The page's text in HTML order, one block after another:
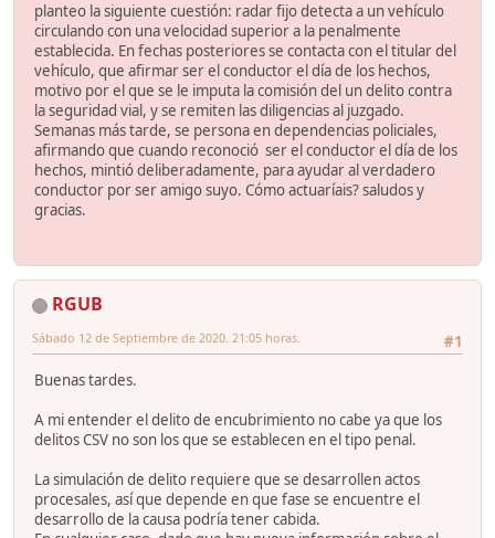
planteo la siguiente cuestión: radar fijo detecta a un vehículo
circulando con una velocidad superior a la penalmente
establecida. En fechas posteriores se contacta con el titular del
vehículo, que afirmar ser el conductor el día de los hechos,
motivo por el que se le imputa la comisión del un delito contra
la seguridad vial, y se remiten las diligencias al juzgado.
Semanas más tarde, se persona en dependencias policiales,
afirmando que cuando reconoció ser el conductor el día de los
hechos, mintió deliberadamente, para ayudar al verdadero
conductor por ser amigo suyo. Cómo actuaríais? saludos y
gracias.
RGUB
#1
Sábado 12 de Septiembre de 2020. 21:05 horas.
Buenas tardes.
A mi entender el delito de encubrimiento no cabe ya que los
delitos CSV no son los que se establecen en el tipo penal.
La simulación de delito requiere que se desarrollen actos
procesales, así que depende en que fase se encuentre el
desarrollo de la causa podría tener cabida.